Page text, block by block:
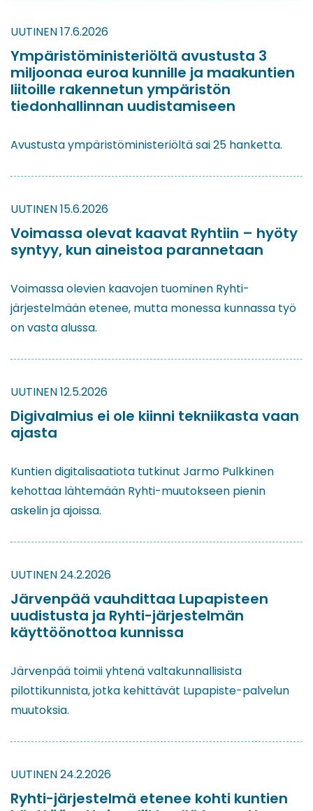
UUTINEN17.6.2026
Ympäristöministeriöltä avustusta 3
miljoonaa euroa kunnille ja maakuntien
liitoille rakennetun ympäristön
tiedonhallinnan uudistamiseen
Avustusta ympäristöministeriöltä sai 25 hanketta.
UUTINEN15.6.2026
Voimassa olevat kaavat Ryhtiin – hyöty
syntyy, kun aineistoa parannetaan
Voimassa olevien kaavojen tuominen Ryhti-
järjestelmään etenee, mutta monessa kunnassa työ
on vasta alussa.
UUTINEN12.5.2026
Digivalmius ei ole kiinni tekniikasta vaan
ajasta
Kuntien digitalisaatiota tutkinut Jarmo Pulkkinen
kehottaa lähtemään Ryhti-muutokseen pienin
askelin ja ajoissa.
UUTINEN24.2.2026
Järvenpää vauhdittaa Lupapisteen
uudistusta ja Ryhti-järjestelmän
käyttöönottoa kunnissa
Järvenpää toimii yhtenä valtakunnallisista
pilottikunnista, jotka kehittävät Lupapiste-palvelun
muutoksia.
UUTINEN24.2.2026
Ryhti-järjestelmä etenee kohti kuntien